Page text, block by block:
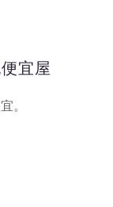
宜屋
。